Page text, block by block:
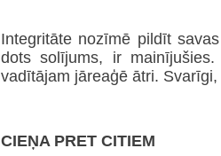
Integritāte nozīmē pildīt
dots solījums, ir
vadītājam jāreaģē ātri.
CIEŅA PRET CITIEM